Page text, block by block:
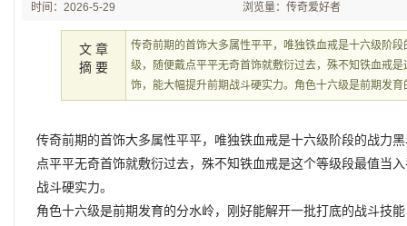
时间：2026-5-29
21:43:19
浏览量：传奇爱好者
文 章
摘 要
传奇前期的首饰大多属性平平，唯独铁血戒是十六级阶
级，随便戴点平平无奇首饰就敷衍过去，殊不知铁血戒
饰，能大幅提升前期战斗硬实力。角色十六级是前期发
传奇前期的首饰大多属性平平，唯独铁血戒是十六级阶段的战力
点平平无奇首饰就敷衍过去，殊不知铁血戒是这个等级段最值当
战斗硬实力。
角色十六级是前期发育的分水岭，刚好能解开一批打底的战斗技